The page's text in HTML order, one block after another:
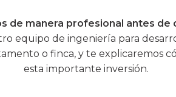
de manera profesional antes de
equipo de ingeniería para
o finca, y te explicaremos
esta importante inversión.